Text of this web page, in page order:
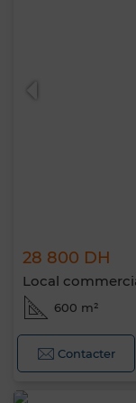
28 800 DH
Local
600 m²
Contacter